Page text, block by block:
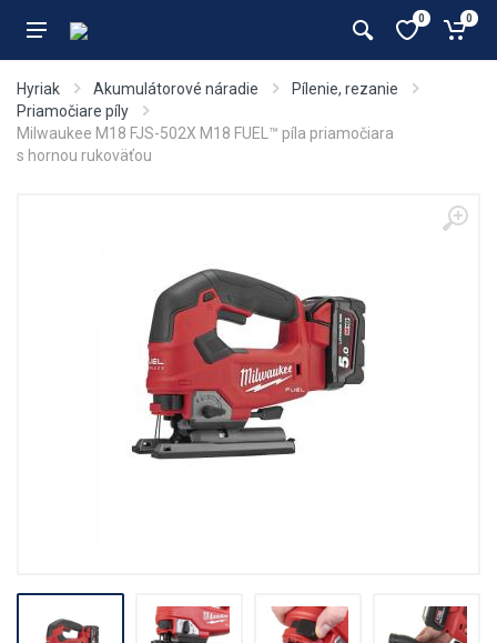
0 0
Hyriak Akumulátorové náradie
Pílenie, rezanie
Priamočiare píly
Milwaukee M18 FJS-502X M18 FUEL™ píla priamočiara
s hornou rukoväťou